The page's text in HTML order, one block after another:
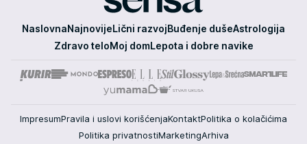
Sensa
NaslovnaNajnovijeLični razvojBuđenje dušeAstrologija
Zdravo teloMoj domLepota i dobre navike
ImpresumPravila i uslovi korišćenjaKontaktPolitika o kolačićima
Politika privatnostiMarketingArhiva